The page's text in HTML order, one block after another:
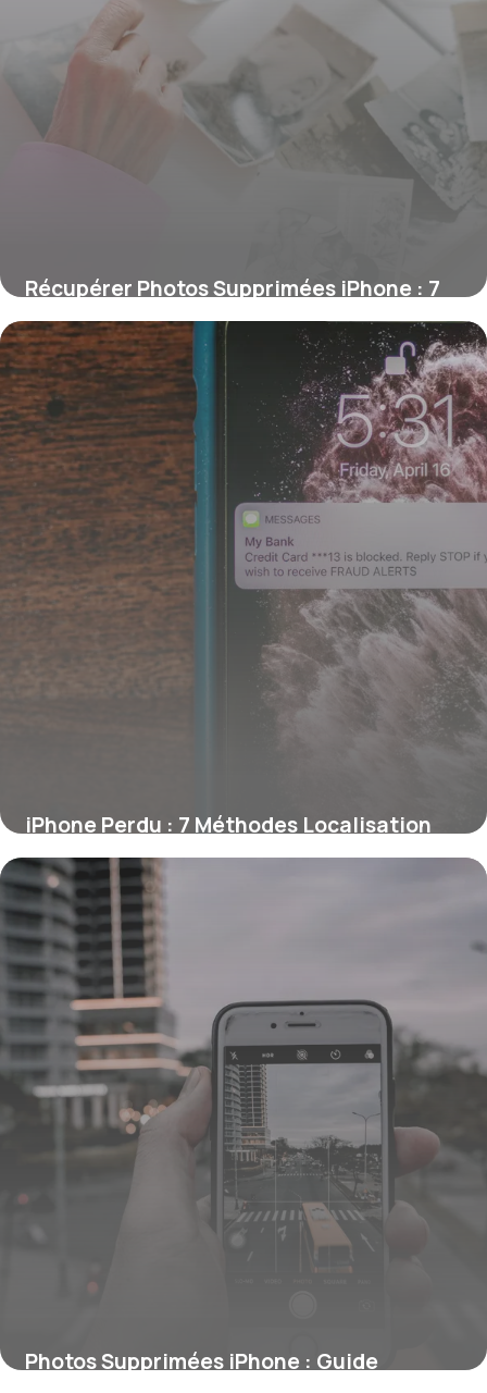
Récupérer Photos Supprimées iPhone : 7
Méthodes
29 juin 2026
iPhone Perdu : 7 Méthodes Localisation
Rapide
27 juin 2026
Photos Supprimées iPhone : Guide